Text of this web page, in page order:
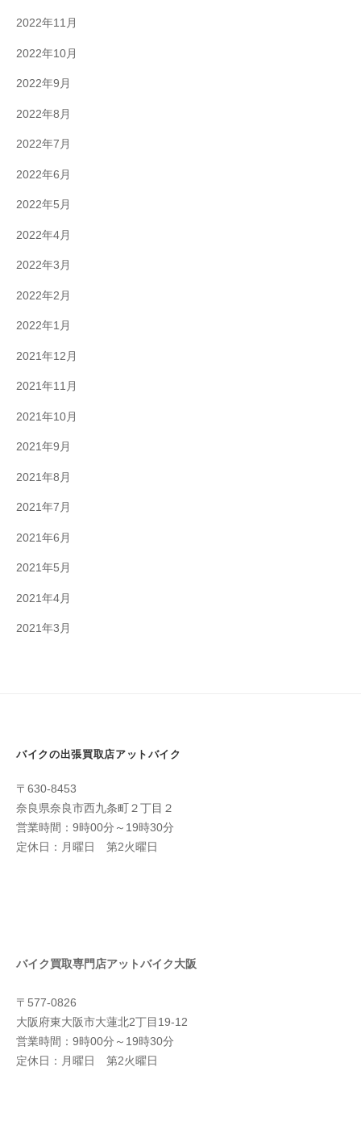
2022年11月
2022年10月
2022年9月
2022年8月
2022年7月
2022年6月
2022年5月
2022年4月
2022年3月
2022年2月
2022年1月
2021年12月
2021年11月
2021年10月
2021年9月
2021年8月
2021年7月
2021年6月
2021年5月
2021年4月
2021年3月
バイクの出張買取店アットバイク
〒630-8453
奈良県奈良市西九条町２丁目２
営業時間：9時00分～19時30分
定休日：月曜日 第2火曜日
バイク買取専門店アットバイク大阪
〒577-0826
大阪府東大阪市大蓮北2丁目19-12
営業時間：9時00分～19時30分
定休日：月曜日 第2火曜日